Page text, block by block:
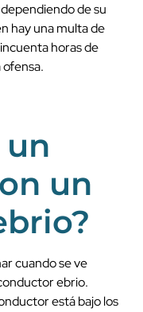
de su
hay una multa de
horas de
un
un
cuando se ve
ebrio.
está bajo los